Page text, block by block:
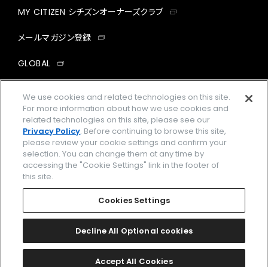
MY CITIZEN シチズンオーナーズクラブ
メールマガジン登録
GLOBAL
facebookinstagramtwitter
企業情報 ご利用規約
プライバシーポリシー Cookies Settings
Amazon PayはAmazon.com, Inc.またはその関連会社の商標です。
2026 CITIZEN WATCH CO., LTD.
We use cookies and related technologies on this site.
For more information about how we use cookies and
related technologies on this site, please see our
Privacy Policy. Before continuing to browse this site,
please review your cookie settings and confirm your
selection. You can change them at any time by
accessing the "Cookie Settings" link in the footer of
this site.
Cookies Settings
Decline All Optional cookies
Accept All Cookies